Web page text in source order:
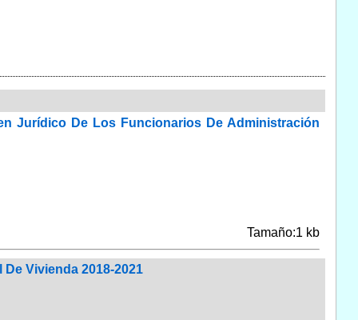
Jurídico De Los Funcionarios De Administración
Tamaño:1 kb
De Vivienda 2018-2021